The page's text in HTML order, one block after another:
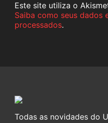
Este site utiliza o
Saiba como seus dados
processados.
Todas as novidades do